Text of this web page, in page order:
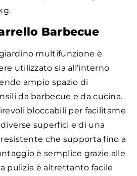
Barbecue
multifunzione è
utilizzato sia all’interno
ampio spazio di
da barbecue e da cucina.
bloccabili per facilitarne
superfici e di una
che supporta fino a
è semplice grazie alle
pulizia è altrettanto facile